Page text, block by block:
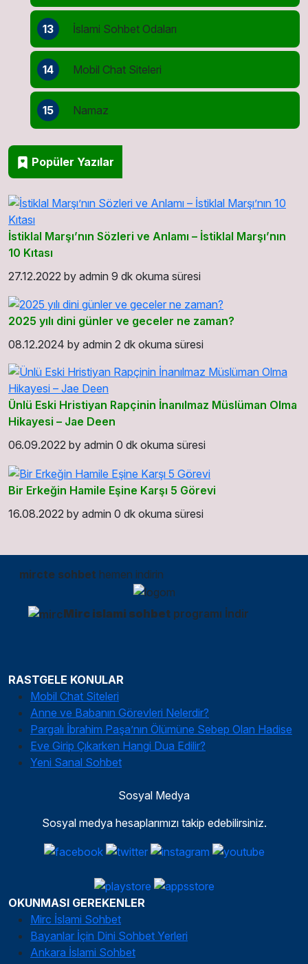
13 İslami Sohbet Odaları
14 Mobil Chat Siteleri
15 Namaz
Popüler Yazılar
İstiklal Marşı’nın Sözleri ve Anlamı – İstiklal Marşı’nın
10 Kıtası
27.12.2022 by admin 9 dk okuma süresi
2025 yılı dini günler ve geceler ne zaman?
08.12.2024 by admin 2 dk okuma süresi
Ünlü Eski Hristiyan Rapçinin İnanılmaz Müslüman Olma
Hikayesi – Jae Deen
06.09.2022 by admin 0 dk okuma süresi
Bir Erkeğin Hamile Eşine Karşı 5 Görevi
16.08.2022 by admin 0 dk okuma süresi
mircte sohbet hemen indirin
Mirc islami sohbet programı İndir
RASTGELE KONULAR
Mobil Chat Siteleri
Anne ve Babanın Görevleri Nelerdir?
Pargalı İbrahim Paşa’nın Ölümüne Sebep Olan Hadise
Eve Girip Çıkarken Hangi Dua Edilir?
Yeni Sanal Sohbet
Sosyal Medya
Sosyal medya hesaplarımızı takip edebilirsiniz.
OKUNMASI GEREKENLER
Mirc İslami Sohbet
Bayanlar İçin Dini Sohbet Yerleri
Ankara İslami Sohbet